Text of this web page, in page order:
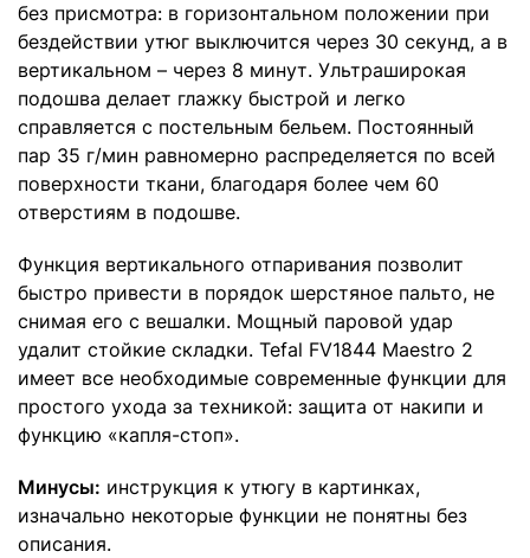
без присмотра: в горизонтальном положении при
бездействии утюг выключится через 30 секунд, а в
вертикальном – через 8 минут. Ультраширокая
подошва делает глажку быстрой и легко
справляется с постельным бельем. Постоянный
пар 35 г/мин равномерно распределяется по всей
поверхности ткани, благодаря более чем 60
отверстиям в подошве.
Функция вертикального отпаривания позволит
быстро привести в порядок шерстяное пальто, не
снимая его с вешалки. Мощный паровой удар
удалит стойкие складки. Tefal FV1844 Maestro 2
имеет все необходимые современные функции для
простого ухода за техникой: защита от накипи и
функцию «капля-стоп».
Минусы: инструкция к утюгу в картинках,
изначально некоторые функции не понятны без
описания.